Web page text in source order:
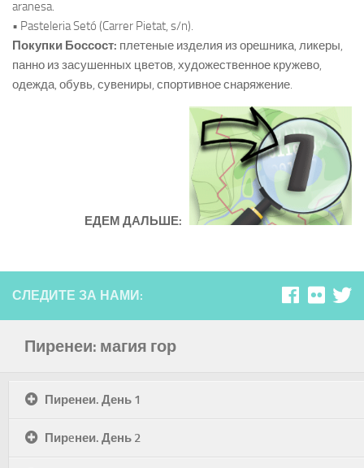
aranesa.
• Pasteleria Setó (Carrer Pietat, s/n).
Покупки Боссост: плетеные изделия из орешника, ликеры,
панно из засушенных цветов, художественное кружево,
одежда, обувь, сувениры, спортивное снаряжение.
ЕДЕМ ДАЛЬШЕ:
СЛЕДИТЕ ЗА НАМИ:
Пиренеи: магия гор
Пиренеи. День 1
Пирeнеи. День 2